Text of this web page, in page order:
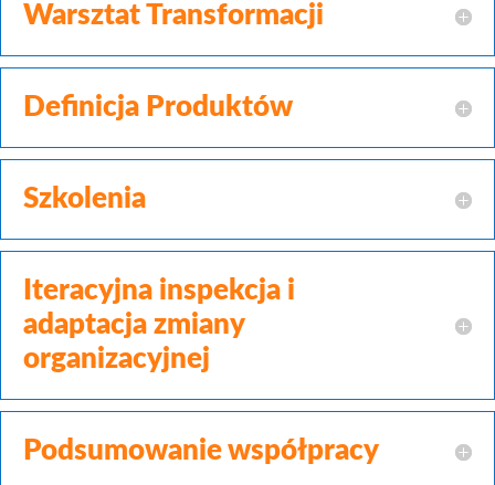
Warsztat Transformacji
Definicja Produktów
Szkolenia
Iteracyjna inspekcja i
adaptacja zmiany
organizacyjnej
Podsumowanie współpracy